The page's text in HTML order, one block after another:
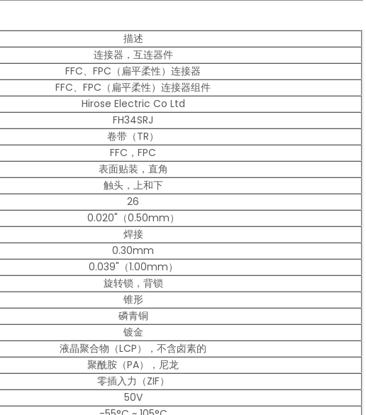
描述
连接器，互连器件
FFC、FPC（扁平柔性）连接器
FFC、FPC（扁平柔性）连接器组件
Hirose Electric Co Ltd
FH34SRJ
卷带（TR）
FFC，FPC
表面贴装，直角
触头，上和下
26
0.020"（0.50mm）
焊接
0.30mm
0.039"（1.00mm）
旋转锁，背锁
锥形
磷青铜
镀金
液晶聚合物（LCP），不含卤素的
聚酰胺（PA），尼龙
零插入力（ZIF）
50V